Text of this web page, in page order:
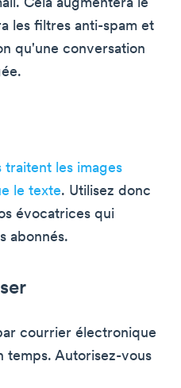
Cela augmentera le
les filtres anti-spam et
qu'une conversation
traitent les images
le texte. Utilisez donc
évocatrices qui
abonnés.
courrier électronique
temps. Autorisez-vous